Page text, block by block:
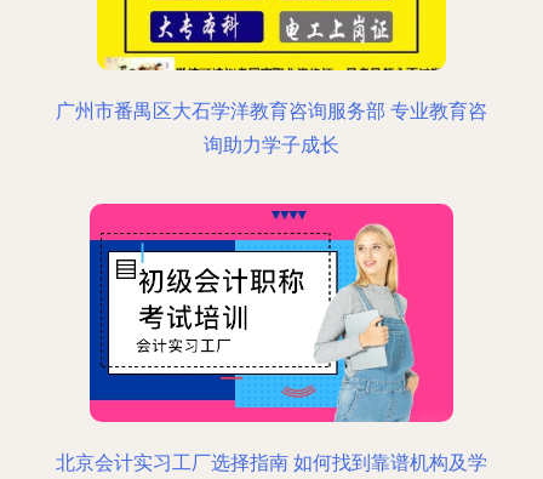
广州市番禺区大石学洋教育咨询服务部 专业教育咨
询助力学子成长
北京会计实习工厂选择指南 如何找到靠谱机构及学